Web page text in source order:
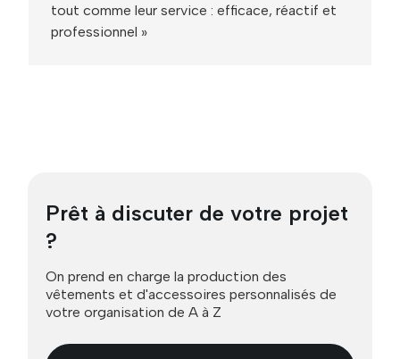
tout comme leur service : efficace, réactif et
professionnel »
Prêt à discuter de votre projet
?
On prend en charge la production des
vêtements et d'accessoires personnalisés de
votre organisation de A à Z